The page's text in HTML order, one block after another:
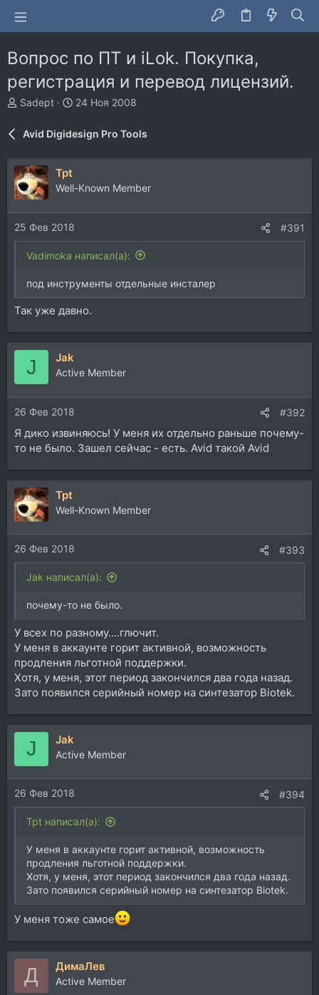
Вопрос по ПТ и iLok. Покупка,
регистрация и перевод лицензий.
А
р
т
е
м
Sadept
Д
н
ч
24 Ноя 2008
Avid Digidesign Pro Tools
Tpt
Well-Known Member
25 Фев 2018 #391
Vadimoka написал(а):
под инструменты отдельные инсталер
Так уже давно.
J Jak
Active Member
26 Фев 2018 #392
Я дико извиняюсь! У меня их отдельно раньше почему-
то не было. Зашел сейчас - есть. Avid такой Avid
Tpt
Well-Known Member
26 Фев 2018 #393
Jak написал(а):
почему-то не было.
У всех по разному....глючит.
У меня в аккаунте горит активной, возможность
продления льготной поддержки.
Хотя, у меня, этот период закончился два года назад.
Зато появился серийный номер на синтезатор Biotek.
J Jak
Active Member
26 Фев 2018 #394
Tpt написал(а):
У меня в аккаунте горит активной, возможность
продления льготной поддержки.
Хотя, у меня, этот период закончился два года назад.
Зато появился серийный номер на синтезатор Biotek.
У меня тоже самое
Д ДимаЛев
Active Member